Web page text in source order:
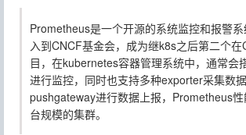
Prometheus是一个开源的系统监控和报警
入到CNCF基金会，成为继k8s之后第二个
目，在kubernetes容器管理系统中，通常会
进行监控，同时也支持多种exporter采集数
pushgateway进行数据上报，Prometheus
台规模的集群。